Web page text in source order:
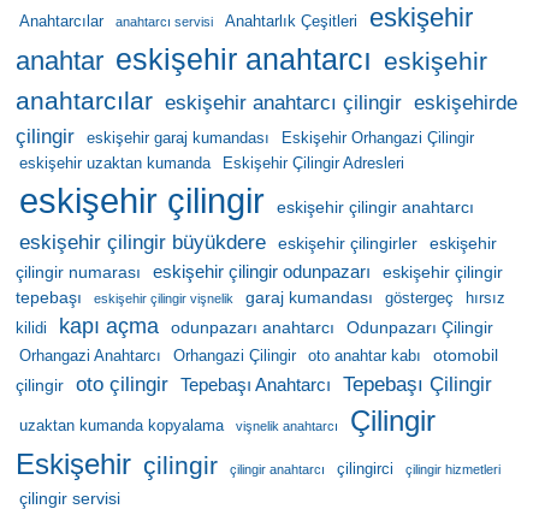
Anahtarcılar anahtarcı servisi Anahtarlık Çeşitleri
eskişehir
anahtar eskişehir anahtarcı eskişehir
anahtarcılar eskişehir anahtarcı çilingir eskişehirde
çilingir
eskişehir garaj kumandası
Eskişehir Orhangazi Çilingir
eskişehir uzaktan kumanda
Eskişehir Çilingir Adresleri
eskişehir çilingir eskişehir çilingir anahtarcı
eskişehir çilingir büyükdere eskişehir çilingirler
eskişehir
çilingir numarası
eskişehir çilingir odunpazarı
eskişehir çilingir
tepebaşı
eskişehir çilingir vişnelik garaj kumandası göstergeç
hırsız
kilidi
kapı açma odunpazarı anahtarcı Odunpazarı Çilingir
Orhangazi Anahtarcı Orhangazi Çilingir oto anahtar kabı
otomobil
çilingir
oto çilingir Tepebaşı Anahtarcı Tepebaşı Çilingir
uzaktan kumanda kopyalama vişnelik anahtarcı
Çilingir
Eskişehir çilingir çilingir anahtarcı çilingirci çilingir hizmetleri
çilingir servisi